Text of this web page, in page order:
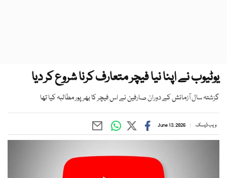
یوٹیوب نے اپنا نیا فیچر متعارف کرنا شروع کر دیا
گزشتہ سال آزمائش کے دوران صارفین نے اس فیچر کا بھرپور مطالبہ کیا تھا
ویب ڈیسک June 13, 2026